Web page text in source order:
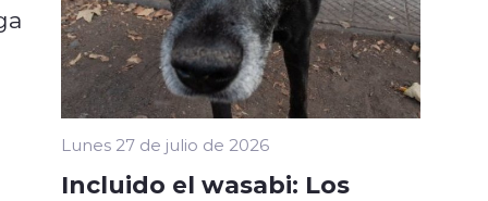
Lunes 27 de julio de 2026
Incluido el wasabi: Los